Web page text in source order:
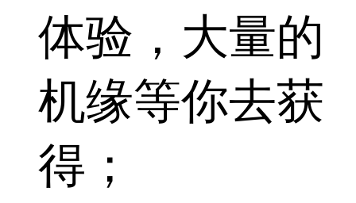
体验，大量的
机缘等你去获
得；